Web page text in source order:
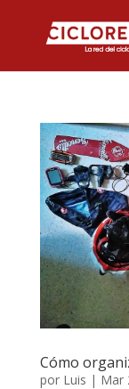
Cómo
por Luis | Mar